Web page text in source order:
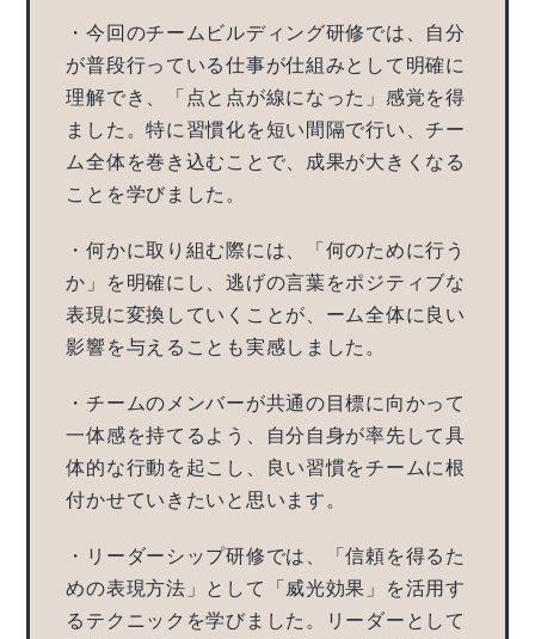
・今回のチームビルディング研修では、自分
が普段行っている仕事が仕組みとして明確に
理解でき、「点と点が線になった」感覚を得
ました。特に習慣化を短い間隔で行い、チー
ム全体を巻き込むことで、成果が大きくなる
ことを学びました。
・何かに取り組む際には、「何のために行う
か」を明確にし、逃げの言葉をポジティブな
表現に変換していくことが、ーム全体に良い
影響を与えることも実感しました。
・チームのメンバーが共通の目標に向かって
一体感を持てるよう、自分自身が率先して具
体的な行動を起こし、良い習慣をチームに根
付かせていきたいと思います。
・リーダーシップ研修では、「信頼を得るた
めの表現方法」として「威光効果」を活用す
るテクニックを学びました。リーダーとして